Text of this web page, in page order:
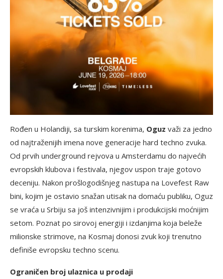
Rođen u Holandiji, sa turskim korenima, Oguz važi za jedno
od najtraženijih imena nove generacije hard techno zvuka.
Od prvih underground rejvova u Amsterdamu do najvećih
evropskih klubova i festivala, njegov uspon traje gotovo
deceniju. Nakon prošlogodišnjeg nastupa na Lovefest Raw
bini, kojim je ostavio snažan utisak na domaću publiku, Oguz
se vraća u Srbiju sa još intenzivnijim i produkcijski moćnijim
setom. Poznat po sirovoj energiji i izdanjima koja beleže
milionske strimove, na Kosmaj donosi zvuk koji trenutno
definiše evropsku techno scenu.
Ograničen broj ulaznica u prodaji